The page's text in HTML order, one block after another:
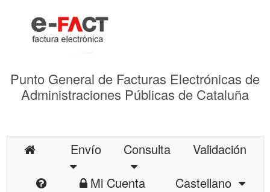
Punto General de Facturas Electrónicas de
Administraciones Públicas de Cataluña
Envío Consulta
Validación
Mi Cuenta
Castellano